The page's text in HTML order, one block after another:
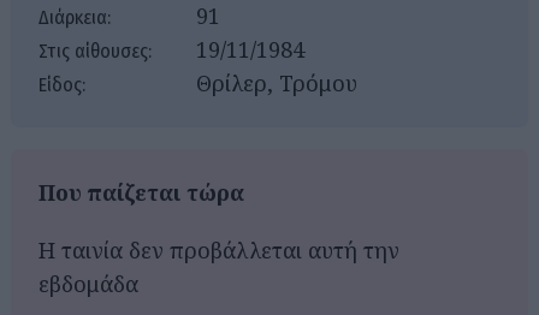
Διάρκεια: 91
Στις αίθουσες: 19/11/1984
Είδος: Θρίλερ, Τρόμου
Που παίζεται τώρα
Η ταινία δεν προβάλλεται αυτή την
εβδομάδα